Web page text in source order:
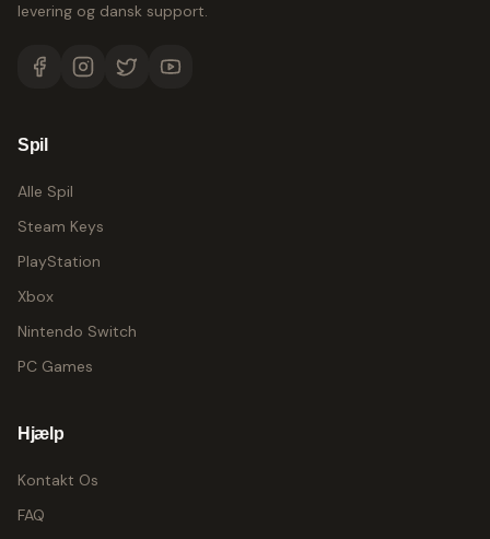
levering og dansk support.
Spil
Alle Spil
Steam Keys
PlayStation
Xbox
Nintendo Switch
PC Games
Hjælp
Kontakt Os
FAQ